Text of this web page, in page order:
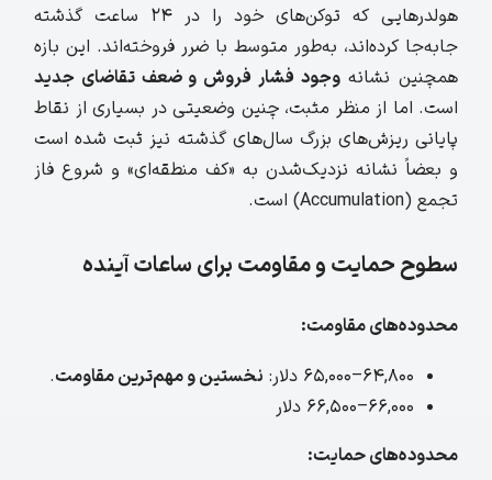
هولدرهایی که توکن‌های خود را در ۲۴ ساعت گذشته
جابه‌جا کرده‌اند، به‌طور متوسط با ضرر فروخته‌اند. این بازه
همچنین نشانهوجود فشار فروش و ضعف تقاضای جدید
است. اما از منظر مثبت، چنین وضعیتی در بسیاری از نقاط
پایانی ریزش‌های بزرگ سال‌های گذشته نیز ثبت شده است
و بعضاً نشانه نزدیک‌شدن به «کف منطقه‌ای» و شروع فاز
تجمع (Accumulation) است.
سطوح حمایت و مقاومت برای ساعات آینده
محدوده‌های مقاومت:
۶۴,۸۰۰–۶۵,۰۰۰ دلار:
نخستین و مهم‌ترین مقاومت.
۶۶,۰۰۰–۶۶,۵۰۰ دلار
محدوده‌های حمایت: